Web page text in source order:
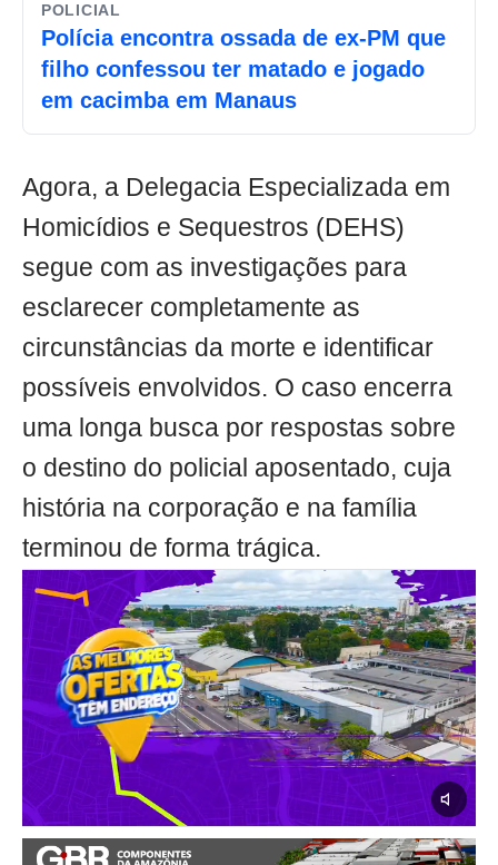
POLICIAL
Polícia encontra ossada de ex-PM que
filho confessou ter matado e jogado
em cacimba em Manaus
Agora, a Delegacia Especializada em
Homicídios e Sequestros (DEHS)
segue com as investigações para
esclarecer completamente as
circunstâncias da morte e identificar
possíveis envolvidos. O caso encerra
uma longa busca por respostas sobre
o destino do policial aposentado, cuja
história na corporação e na família
terminou de forma trágica.